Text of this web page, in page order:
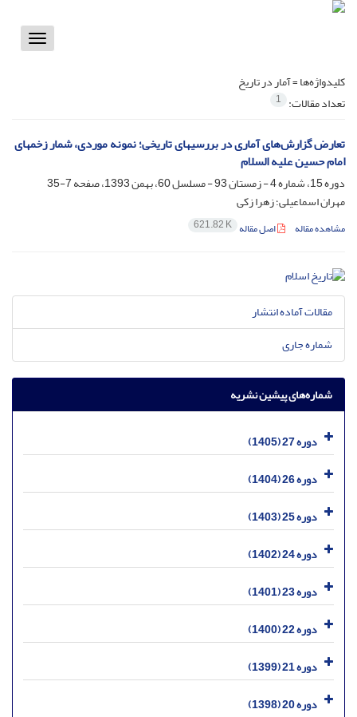
Toggle
کلیدواژه‌ها =آمار در تاریخ
تعداد مقالات: 1
تعارض گزارش‌های آماری در بررسی‎های تاریخی؛ نمونه موردی، شمار زخم‎های
امام حسین علیه السلام
دوره 15، شماره 4 - زمستان 93 - مسلسل 60، بهمن 1393، صفحه
7-35
مهران اسماعیلی؛ زهرا زکی
مشاهده مقاله اصل مقاله 621.82 K
مقالات آماده انتشار
شماره جاری
شماره‌های پیشین نشریه
دوره 27 (1405)
دوره 26 (1404)
دوره 25 (1403)
دوره 24 (1402)
دوره 23 (1401)
دوره 22 (1400)
دوره 21 (1399)
دوره 20 (1398)